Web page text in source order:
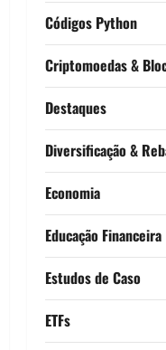
Códigos Python
Criptomoedas &
Destaques
Diversificação &
Economia
Educação Financeira
Estudos de Caso
ETFs